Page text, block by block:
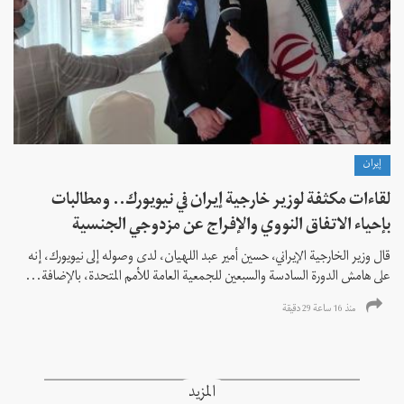
إيران
لقاءات مكثفة لوزير خارجية إيران في نيويورك.. ومطالبات
بإحياء الاتفاق النووي والإفراج عن مزدوجي الجنسية
قال وزير الخارجية الإيراني، حسين أمير عبد اللهيان، لدى وصوله إلى نيويورك، إنه
على هامش الدورة السادسة والسبعين للجمعية العامة للأمم المتحدة، بالإضافة...
منذ 16 ساعة 29 دقیقة
المزيد